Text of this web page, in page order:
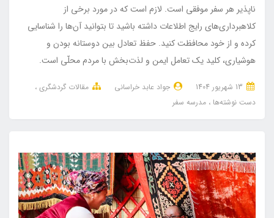
ناپذیر هر سفر موفقی است. لازم است که در مورد برخی از
کلاهبرداری‌های رایج اطلاعات داشته باشید تا بتوانید آن‌ها را شناسایی
کرده و از خود محافظت کنید. حفظ تعادل بین دوستانه بودن و
هوشیاری، کلید یک تعامل ایمن و لذت‌بخش با مردم محلّی است.
جواد عابد خراسانی
مقالات گردشگری
دست نوشته‌ها
مدرسه سفر